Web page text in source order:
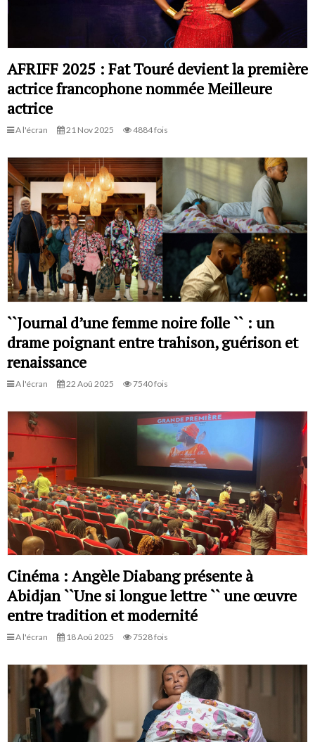
AFRIFF 2025 : Fat Touré devient la première
actrice francophone nommée Meilleure
actrice
A l'écran 21 Nov 2025 4884 fois
``Journal d’une femme noire folle `` : un
drame poignant entre trahison, guérison et
renaissance
A l'écran 22 Aoû 2025 7540 fois
Cinéma : Angèle Diabang présente à
Abidjan ``Une si longue lettre `` une œuvre
entre tradition et modernité
A l'écran 18 Aoû 2025 7528 fois